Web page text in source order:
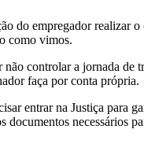
do empregador realizar o
como vimos.
não controlar a jornada de
faça por conta própria.
entrar na Justiça para
documentos necessários